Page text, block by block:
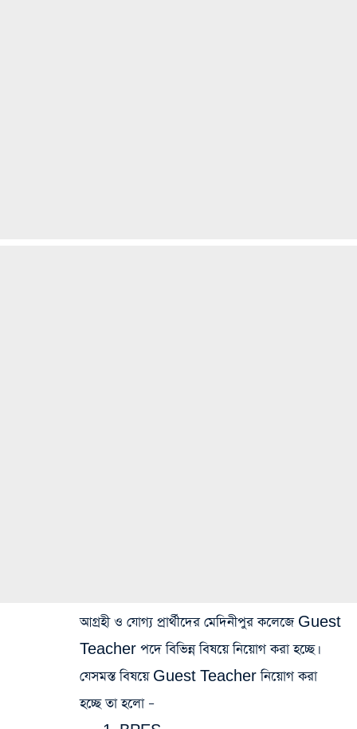
আগ্রহী ও যোগ্য প্রার্থীদের মেদিনীপুর কলেজে Guest
Teacher পদে বিভিন্ন বিষয়ে নিয়োগ করা হচ্ছে।
যেসমস্ত বিষয়ে Guest Teacher নিয়োগ করা
হচ্ছে তা হলো –